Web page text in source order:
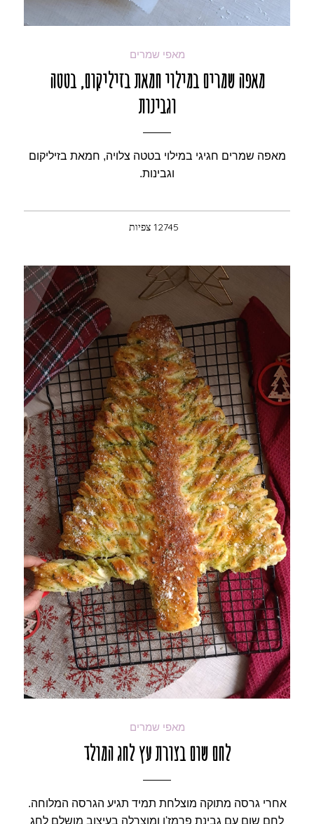
מאפי שמרים
מאפה שמרים במילוי חמאת בזיליקום, בטטה
וגבינות
מאפה שמרים חגיגי במילוי בטטה צלויה, חמאת בזיליקום
וגבינות.
12745 צפיות
מאפי שמרים
לחם שום בצורת עץ לחג המולד
אחרי גרסה מתוקה מוצלחת תמיד תגיע הגרסה המלוחה.
לחם שום עם גבינת פרמז'ן ומוצרלה בעיצוב מושלם לחג